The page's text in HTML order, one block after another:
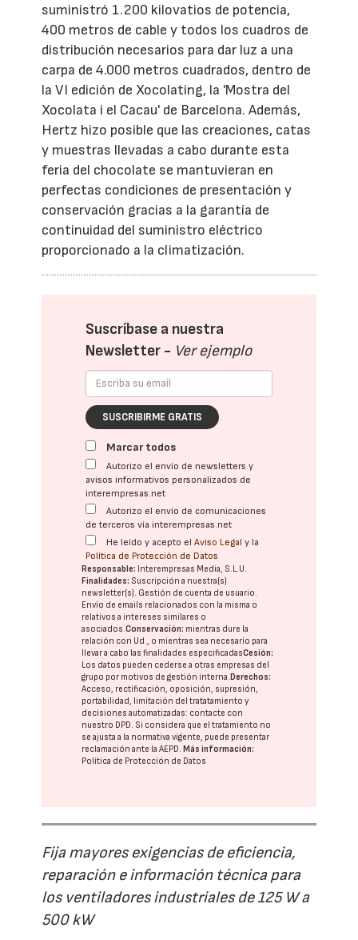
suministró 1.200 kilovatios de potencia,
400 metros de cable y todos los cuadros de
distribución necesarios para dar luz a una
carpa de 4.000 metros cuadrados, dentro de
la VI edición de Xocolating, la 'Mostra del
Xocolata i el Cacau' de Barcelona. Además,
Hertz hizo posible que las creaciones, catas
y muestras llevadas a cabo durante esta
feria del chocolate se mantuvieran en
perfectas condiciones de presentación y
conservación gracias a la garantía de
continuidad del suministro eléctrico
proporcionado a la climatización.
Suscríbase a nuestra
Newsletter - Ver ejemplo
SUSCRIBIRME GRATIS
Marcar todos
Autorizo el envío de newsletters y
avisos informativos personalizados de
interempresas.net
Autorizo el envío de comunicaciones
de terceros vía interempresas.net
He leído y acepto elAviso Legal y la
Política de Protección de Datos
Responsable: Interempresas Media, S.L.U.
Finalidades: Suscripción a nuestra(s)
newsletter(s). Gestión de cuenta de usuario.
Envío de emails relacionados con la misma o
relativos a intereses similares o
asociados.Conservación: mientras dure la
relación con Ud., o mientras sea necesario para
llevar a cabo las finalidades especificadasCesión:
Los datos pueden cederse a otras empresas del
grupo por motivos de gestión interna.Derechos:
Acceso, rectificación, oposición, supresión,
portabilidad, limitación del tratatamiento y
decisiones automatizadas: contacte con
nuestro DPD. Si considera que el tratamiento no
se ajusta a la normativa vigente, puede presentar
reclamación ante laAEPD.Más información:
Política de Protección de Datos
Fija mayores exigencias de eficiencia,
reparación e información técnica para
los ventiladores industriales de 125 W a
500 kW